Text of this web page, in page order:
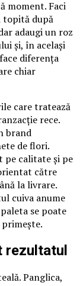
moment. Faci
topită după
adaugi un roz
și, în același
diferența
chiar
care tratează
rece.
brand
de flori.
pe calitate și pe
către
la livrare.
cuiva anume
se poate
primește.
Panglica,